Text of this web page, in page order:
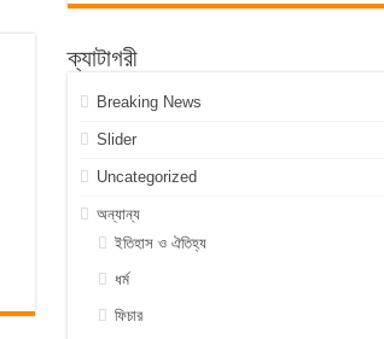
ক্যাটাগরী
Breaking News
Slider
Uncategorized
অন্যান্য
ইতিহাস ও ঐতিহ্য
ধর্ম
ফিচার